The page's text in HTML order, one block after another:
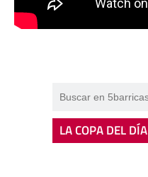
LA COPA DEL DÍA